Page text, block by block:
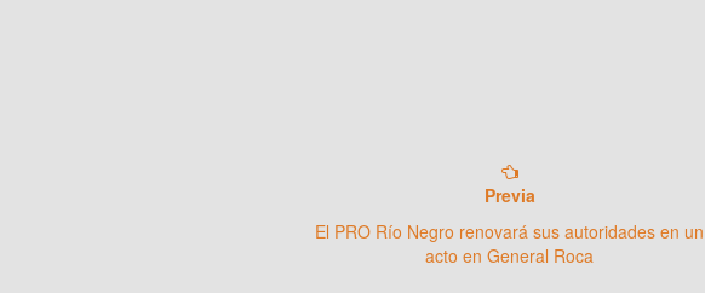
Previa
El PRO Río Negro renovará sus autoridades en un
acto en General Roca